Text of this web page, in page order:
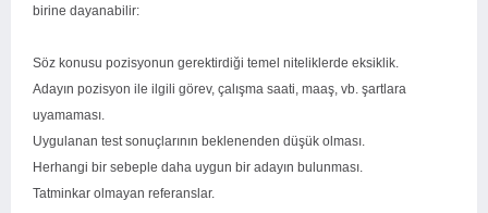
birine dayanabilir:
Söz konusu pozisyonun gerektirdiği temel niteliklerde eksiklik.
Adayın pozisyon ile ilgili görev, çalışma saati, maaş, vb. şartlara
uyamaması.
Uygulanan test sonuçlarının beklenenden düşük olması.
Herhangi bir sebeple daha uygun bir adayın bulunması.
Tatminkar olmayan referanslar.